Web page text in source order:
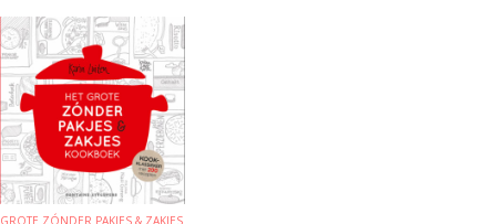
GROTE ZÓNDER PAKJES & ZAKJES